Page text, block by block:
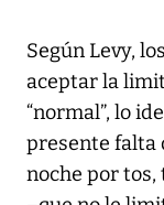
Según Levy,
aceptar la
“normal”, lo
presente falta
noche por tos,